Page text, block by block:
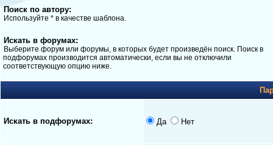
Поиск по автору:
Используйте * в качестве шаблона.
Искать в форумах:
Выберите форум или форумы, в которых будет произведён поиск. Поиск в
подфорумах производится автоматически, если вы не отключили
соответствующую опцию ниже.
Искать в подфорумах: Да Нет